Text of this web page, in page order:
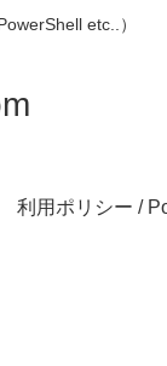
etc..）
利用ポリシー /